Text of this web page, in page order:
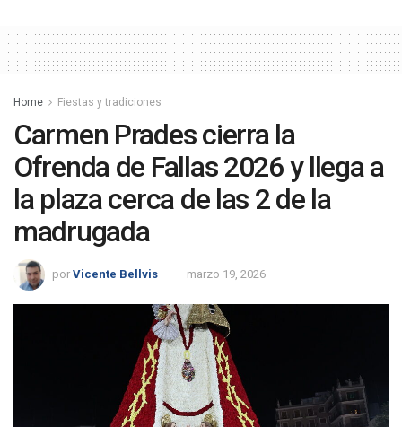
Home Fiestas y tradiciones
Carmen Prades cierra la
Ofrenda de Fallas 2026 y llega a
la plaza cerca de las 2 de la
madrugada
por Vicente Bellvis marzo 19, 2026